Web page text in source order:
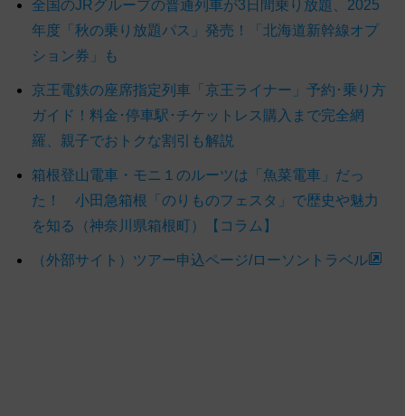
全国のJRグループの普通列車が3日間乗り放題、2025
年度「秋の乗り放題パス」発売！「北海道新幹線オプ
ション券」も
京王電鉄の座席指定列車「京王ライナー」予約･乗り方
ガイド！料金･停車駅･チケットレス購入まで完全網
羅、親子でおトクな割引も解説
箱根登山電車・モニ１のルーツは「魚菜電車」だっ
た！ 小田急箱根「のりものフェスタ」で歴史や魅力
を知る（神奈川県箱根町）【コラム】
（外部サイト）ツアー申込ページ/ローソントラベル